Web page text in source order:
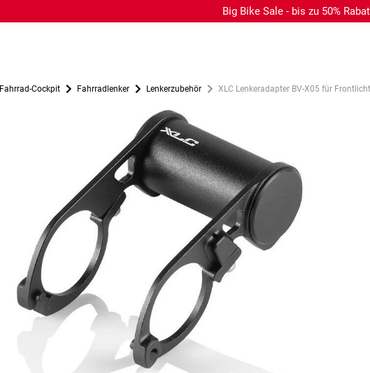
Big Bike Sale - bis zu 50%
Fahrrad-Cockpit Fahrradlenker Lenkerzubehör XLC Lenkeradapter BV-X05 für